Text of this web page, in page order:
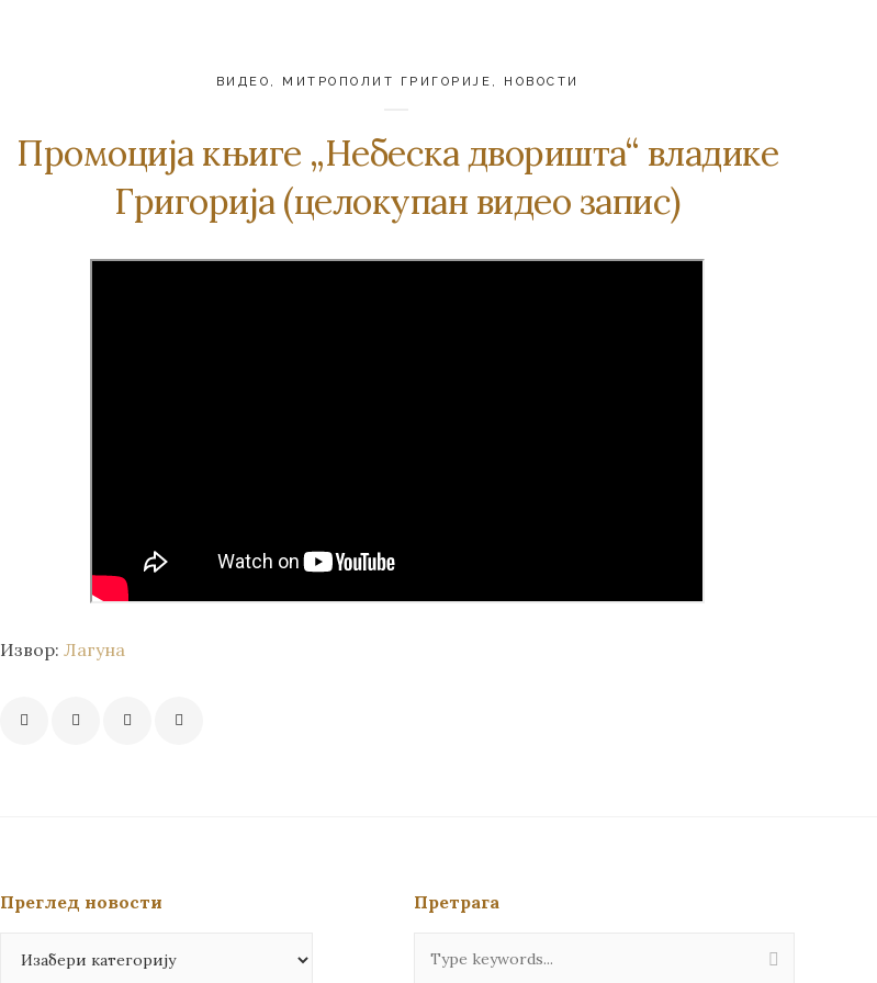
ВИДЕО , МИТРОПОЛИТ ГРИГОРИЈЕ , НОВОСТИ
Прoмoциja књигe „Нeбeскa двoриштa“ влaдикe
Григoриja (целокупан видео запис)
Извор:Лагуна
Преглед новости
новости
Претрага